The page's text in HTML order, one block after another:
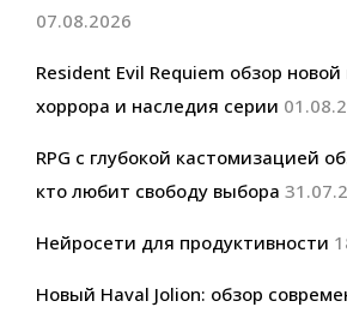
07.08.2026
Resident Evil Requiem обзор
хоррора и наследия серии
RPG с глубокой кастомизацией
кто любит свободу выбора
Нейросети для продуктивности
Новый Haval Jolion: обзор